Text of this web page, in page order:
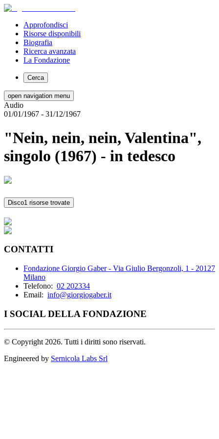
Approfondisci
Risorse disponibili
Biografia
Ricerca avanzata
La Fondazione
Cerca
open navigation menu
Audio
01/01/1967 - 31/12/1967
"Nein, nein, nein, Valentina",
singolo (1967) - in tedesco
Disco1 risorse trovate
CONTATTI
Fondazione Giorgio Gaber - Via Giulio Bergonzoli, 1 - 20127
Milano
Telefono: 02 202334
Email: info@giorgiogaber.it
I SOCIAL DELLA FONDAZIONE
© Copyright 2026. Tutti i diritti sono riservati.
Engineered by Sernicola Labs Srl